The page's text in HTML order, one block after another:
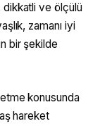
ve ölçülü
zamanı iyi
bir şekilde
konusunda
hareket